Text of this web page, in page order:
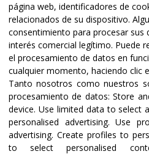
Certifications and
página web, identificadores de
relacionados de su dispositivo.
consentimiento para procesar sus
interés comercial legítimo. Puede
el procesamiento de datos en
cualquier momento, haciendo clic
Tanto nosotros como nuestros
procesamiento de datos:Store
device. Use limited data to select
personalised advertising.Use
advertising. Create profiles to
to select personalised